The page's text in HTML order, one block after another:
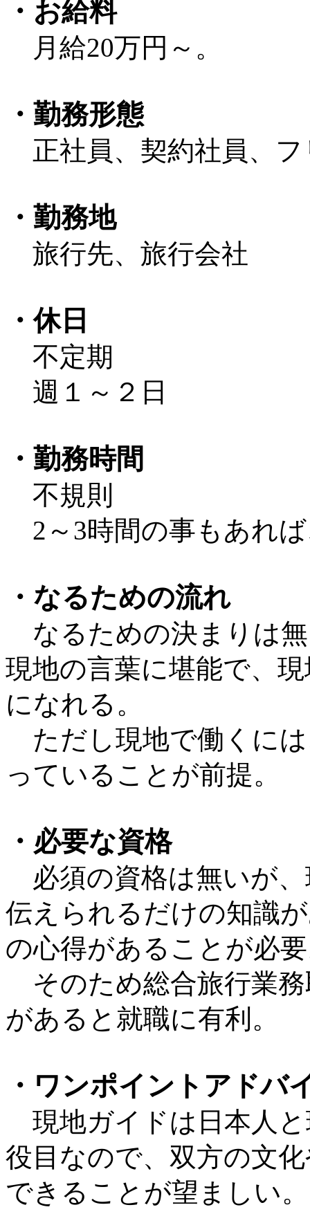
・お給料
月給20万円～。
・勤務形態
正社員、契約社員、フ
・勤務地
旅行先、旅行会社
・休日
不定期
週１～２日
・勤務時間
不規則
2～3時間の事もあれ
・なるための流れ
なるための決まりは
現地の言葉に堪能で、
になれる。
ただし現地で働くに
っていることが前提。
・必要な資格
必須の資格は無いが、
伝えられるだけの知識
の心得があることが必
そのため総合旅行業務
があると就職に有利。
・ワンポイントアドバ
現地ガイドは日本人
役目なので、双方の文
できることが望ましい。